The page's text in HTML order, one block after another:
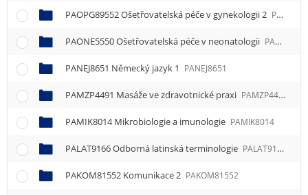
PAOPG89552 Ošetřovatelská péče v gynekologii 2 PAOPG89552
PAONE5550 Ošetřovatelská péče v neonatologii PAONE5550
PANEJ8651 Německý jazyk 1 PANEJ8651
PAMZP4491 Masáže ve zdravotnické praxi PAMZP4491
PAMIK8014 Mikrobiologie a imunologie PAMIK8014
PALAT9166 Odborná latinská terminologie PALAT9166
PAKOM81552 Komunikace 2 PAKOM81552